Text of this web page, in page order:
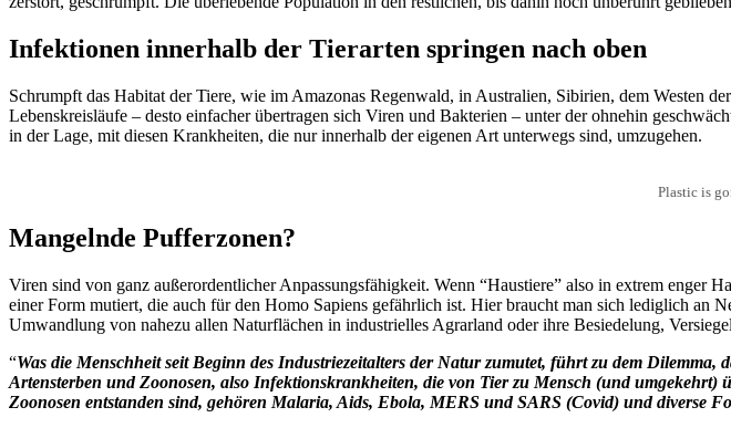
Infektionen innerhalb der Tierarten springen nach oben
Schrumpft das Habitat der Tiere, wie im Amazonas Regenwald, in Australien, Sibirien, dem Westen
Lebenskreisläufe – desto einfacher übertragen sich Viren und Bakterien – unter der ohnehin
in der Lage, mit diesen Krankheiten, die nur innerhalb der eigenen Art unterwegs sind, umzugehen.
Plastic is
Mangelnde Pufferzonen?
Viren sind von ganz außerordentlicher Anpassungsfähigkeit. Wenn “Haustiere” also in extrem enger
einer Form mutiert, die auch für den Homo Sapiens gefährlich ist. Hier braucht man sich lediglich an
Umwandlung von nahezu allen Naturflächen in industrielles Agrarland oder ihre Besiedelung,
“Was die Menschheit seit Beginn des Industriezeitalters der Natur zumutet, führt zu dem
Artensterben und Zoonosen, also Infektionskrankheiten, die von Tier zu Mensch (und
Zoonosen entstanden sind, gehören Malaria, Aids, Ebola, MERS und SARS (Covid) und diverse